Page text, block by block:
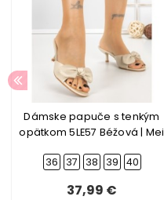
Dámske papuče s tenkým
opätkom 5LE57 Béžová | Mei
36 37 38 39 40
37,99 €